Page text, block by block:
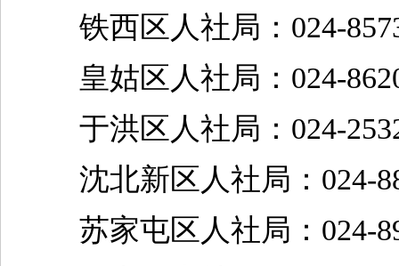
铁西区人社局：024-
皇姑区人社局：024-
于洪区人社局：024-
沈北新区人社局：024-
苏家屯区人社局：024-